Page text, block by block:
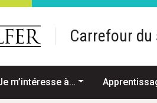
Carrefour du
m’intéresse à…